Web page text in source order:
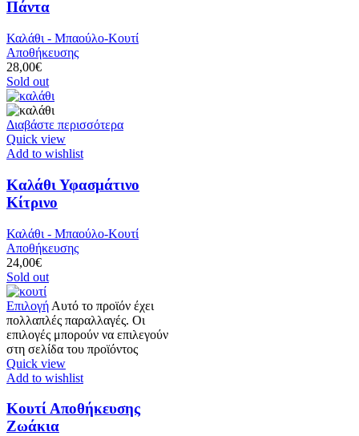
Πάντα
Καλάθι - Μπαούλο-Κουτί
Αποθήκευσης
28,00€
Sold out
Διαβάστε περισσότερα
Quick view
Add to wishlist
Καλάθι Υφασμάτινο
Κίτρινο
Καλάθι - Μπαούλο-Κουτί
Αποθήκευσης
24,00€
Sold out
Επιλογή Αυτό το προϊόν έχει
πολλαπλές παραλλαγές. Οι
επιλογές μπορούν να επιλεγούν
στη σελίδα του προϊόντος
Quick view
Add to wishlist
Κουτί Αποθήκευσης
Ζωάκια